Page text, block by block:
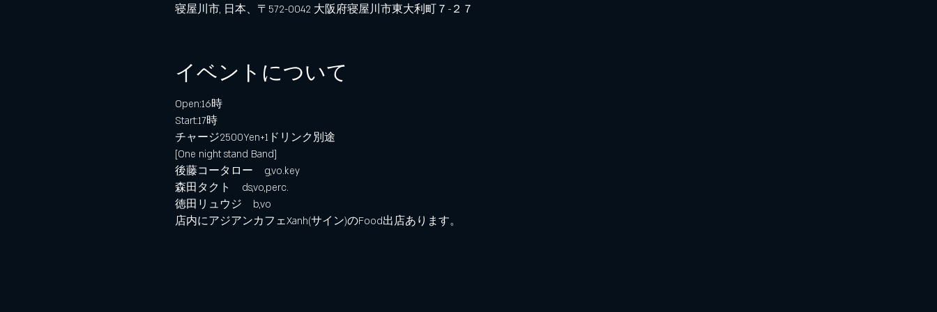
寝屋川市, 日本、〒572-0042 大阪府寝屋川市東大利町７−２７
イベントについて
Open:16時
Start:17時
チャージ2500Yen+1ドリンク別途
[One night stand Band]
後藤コータロー　g,vo.key
森田タクト　ds,vo,perc.
徳田リュウジ　b,vo
店内にアジアンカフェXanh(サイン)のFood出店あります。